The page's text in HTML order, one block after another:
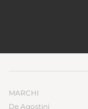
MARCHI
De Agostini